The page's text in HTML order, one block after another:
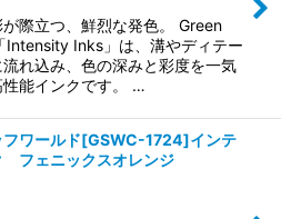
際立つ、鮮烈な発色。 Green
Intensity Inks」は、溝やディテー
れ込み、色の深みと彩度を一気
性能インクです。 …
フワールド[GSWC-1724]インテ
フェニックスオレンジ